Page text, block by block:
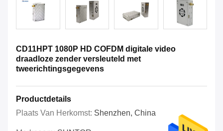
CD11HPT 1080P HD COFDM digitale video
draadloze zender versleuteld met
tweerichtingsgegevens
Productdetails
Plaats Van Herkomst: Shenzhen, China